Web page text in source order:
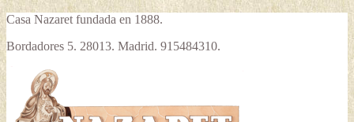
Casa Nazaret fundada en 1888.
Bordadores 5. 28013. Madrid. 915484310.
la
navegación
contenido